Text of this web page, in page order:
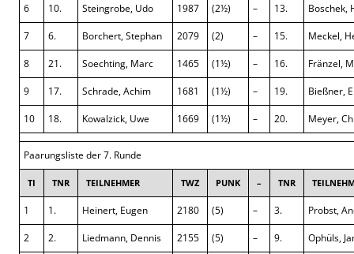
6 10. Steingrobe, Udo 1987 (2½) – 13. Boschek,
7 6. Borchert, Stephan 2079 (2) – 15. Meckel,
8 21. Soechting, Marc 1465 (1½) – 16. Fränzel,
9 17. Schrade, Achim 1681 (1½) – 19. Bießner,
10 18. Kowalzick, Uwe 1669 (1½) – 20. Meyer,
Paarungsliste der 7. Runde
TI TNR TEILNEHMER TWZ PUNK – TNR
1 1. Heinert, Eugen 2180 (5) – 3. Probst,
2 2. Liedmann, Dennis 2155 (5) – 9. Ophüls,